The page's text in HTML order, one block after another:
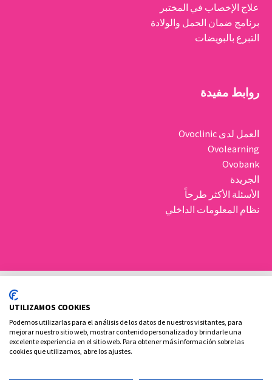
علاج الإخصاب في المختبر
برنامج ضمان الحمل والولادة
التبرع بالبويضات
روابط مفيدة
العمل لدى Ovoclinic
Ovolearning
Ovobank
الجريدة
الأسئلة الأكثر طرحاً
نظام المعلومات الداخلي
سياسة ملفات تعريف الارتباط
الإشعار القانوني والخصوصية
UTILIZAMOS COOKIES
Podemos utilizarlas para el análisis de los datos de nuestros visitantes, para
mejorar nuestro sitio web, mostrar contenido personalizado y brindarle una
excelente experiencia en el sitio web. Para obtener más información sobre las
cookies que utilizamos, abre los ajustes.